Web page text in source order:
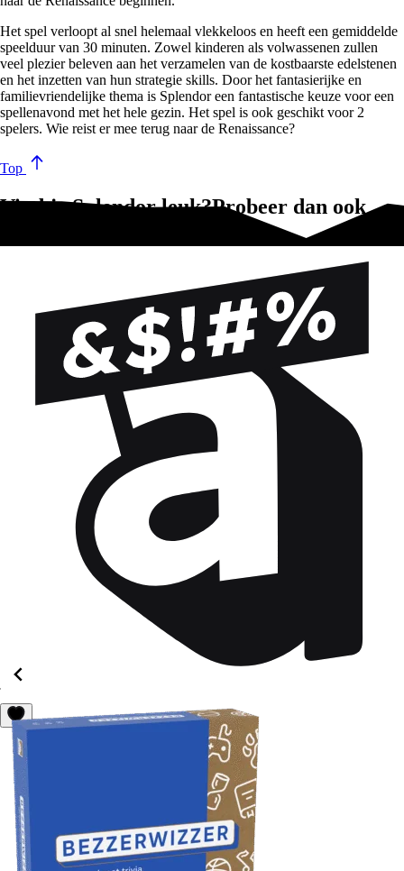
Het spel verloopt al snel helemaal vlekkeloos en heeft een gemiddelde
speelduur van 30 minuten. Zowel kinderen als volwassenen zullen
veel plezier beleven aan het verzamelen van de kostbaarste edelstenen
en het inzetten van hun strategie skills. Door het fantasierijke en
familievriendelijke thema is Splendor een fantastische keuze voor een
spellenavond met het hele gezin. Het spel is ook geschikt voor 2
spelers. Wie reist er mee terug naar de Renaissance?
Top
Vind je Splendor leuk?Probeer dan ook